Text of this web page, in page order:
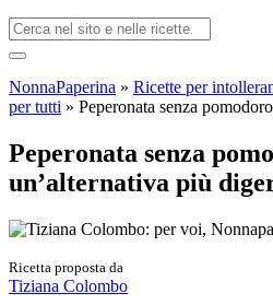
NonnaPaperina » Ricette per
per tutti » Peperonata senza
Peperonata senza
un’alternativa più
Ricetta proposta da
Tiziana Colombo